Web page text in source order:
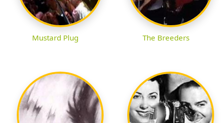
Mustard Plug The Breeders